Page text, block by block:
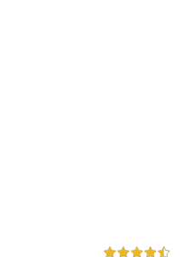
4,5 étoiles sur 5